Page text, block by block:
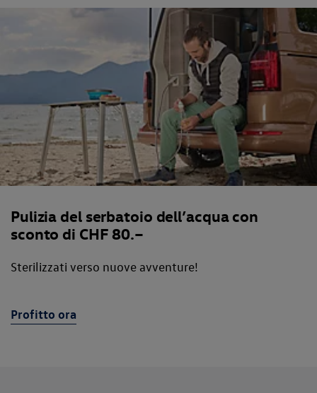
Pulizia del serbatoio dell’acqua con
sconto di CHF 80.–
Sterilizzati verso nuove avventure!
Profitto ora